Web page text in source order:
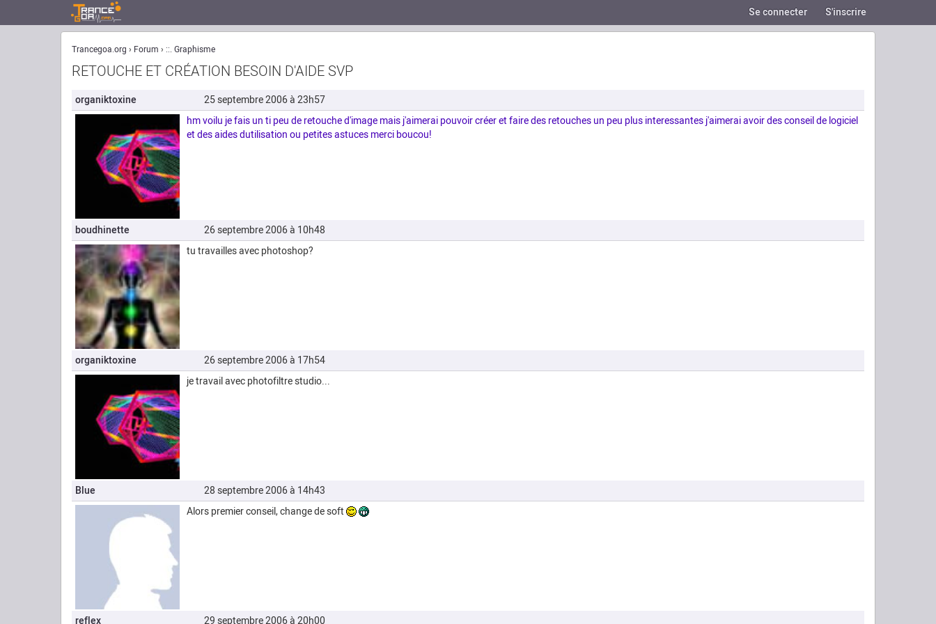
Se connecter S'inscrire
Trancegoa.org Forum ::. Graphisme
RETOUCHE ET CRÉATION BESOIN D'AIDE SVP
organiktoxine
25 septembre 2006 à 23h57
hm voilu je fais un ti peu de retouche d'image mais j'aimerai pouvoir créer et faire des retouches un peu plus interessantes j'aimerai avoir des conseil de logiciel
et des aides dutilisation ou petites astuces merci boucou!
boudhinette
26 septembre 2006 à 10h48
tu travailles avec photoshop?
organiktoxine
26 septembre 2006 à 17h54
je travail avec photofiltre studio...
Blue
28 septembre 2006 à 14h43
Alors premier conseil, change de soft
reflex 29 septembre 2006 à 20h00